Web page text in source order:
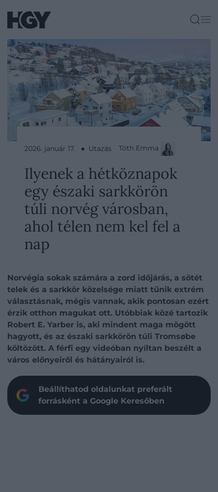
2026. január 17. ● Utazás Tóth Emma
Ilyenek a hétköznapok
egy északi sarkkörön
túli norvég városban,
ahol télen nem kel fel a
nap
Norvégia sokak számára a zord időjárás, a sötét
telek és a sarkkör közelsége miatt tűnik extrém
választásnak, mégis vannak, akik pontosan ezért
érzik otthon magukat ott. Utóbbiak közé tartozik
Robert E. Yarber is, aki mindent maga mögött
hagyott, és az északi sarkkörön túli Tromsøbe
költözött. A férfi egy videóban nyíltan beszélt a
város előnyeiről és hátányairól is.
Beállíthatod oldalunkat preferált
forrásként a Google Keresőben